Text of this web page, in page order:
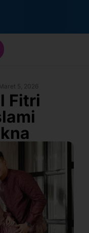
5, 2026
Fitri